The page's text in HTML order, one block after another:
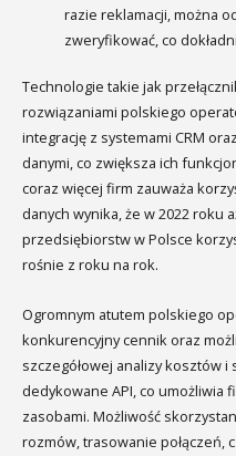
razie reklamacji, można
zweryfikować, co
Technologie takie jak
rozwiązaniami polskiego
integrację z systemami CRM
danymi, co zwiększa ich
coraz więcej firm zauważa
danych wynika, że w 2022 roku
przedsiębiorstw w Polsce
rośnie z roku na rok.
Ogromnym atutem polskiego
konkurencyjny cennik oraz
szczegółowej analizy kosztów i
dedykowane API, co
zasobami. Możliwość
rozmów, trasowanie połączeń,